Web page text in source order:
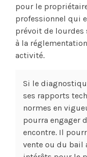
pour le
professionnel qui
prévoit de lourdes
à la
activité.
Si le
ses rapports
normes en
pourra engager
encontre. Il
vente ou du bail